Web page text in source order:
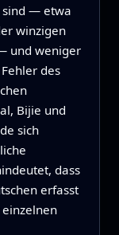
sind — etwa
winzigen
und weniger
des
Bijie und
sich
dass
erfasst